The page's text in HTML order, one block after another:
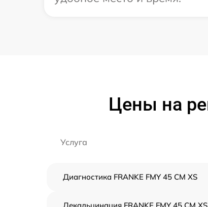
Цены на
Услуга
Диагностика FRANKE FMY 45 CM XS